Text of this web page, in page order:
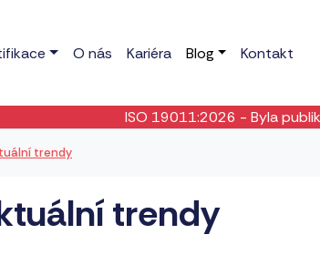
O nás Kariéra Blog Kontakt
ISO 19011:2026- Byla publikována nová
trendy
trendy